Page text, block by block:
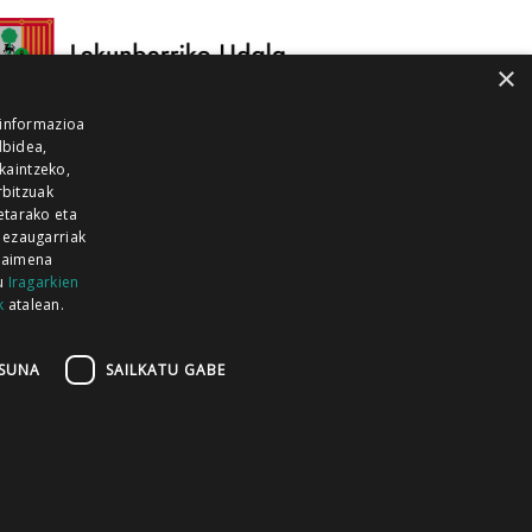
GUKA
GUKA ZUMAIA GUKA
×
eta
Iragarkien
atalean.
SAILKATU GABE